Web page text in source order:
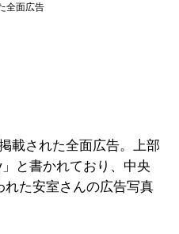
全面広告
載された全面広告。上部
と書かれており、中央
た安室さんの広告写真